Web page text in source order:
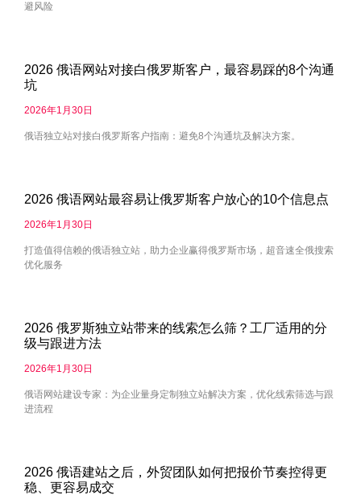
避风险
2026 俄语网站对接白俄罗斯客户，最容易踩的8个沟通
坑
2026年1月30日
俄语独立站对接白俄罗斯客户指南：避免8个沟通坑及解决方案。
2026 俄语网站最容易让俄罗斯客户放心的10个信息点
2026年1月30日
打造值得信赖的俄语独立站，助力企业赢得俄罗斯市场，超音速全俄搜索
优化服务
2026 俄罗斯独立站带来的线索怎么筛？工厂适用的分
级与跟进方法
2026年1月30日
俄语网站建设专家：为企业量身定制独立站解决方案，优化线索筛选与跟
进流程
2026 俄语建站之后，外贸团队如何把报价节奏控得更
稳、更容易成交